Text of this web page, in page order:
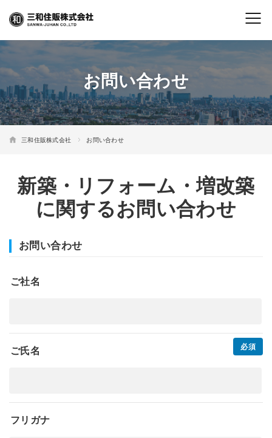
お問い合わせ
三和住販株式会社 お問い合わせ
新築・リフォーム・増改築
に関するお問い合わせ
お問い合わせ
ご社名
ご氏名
フリガナ